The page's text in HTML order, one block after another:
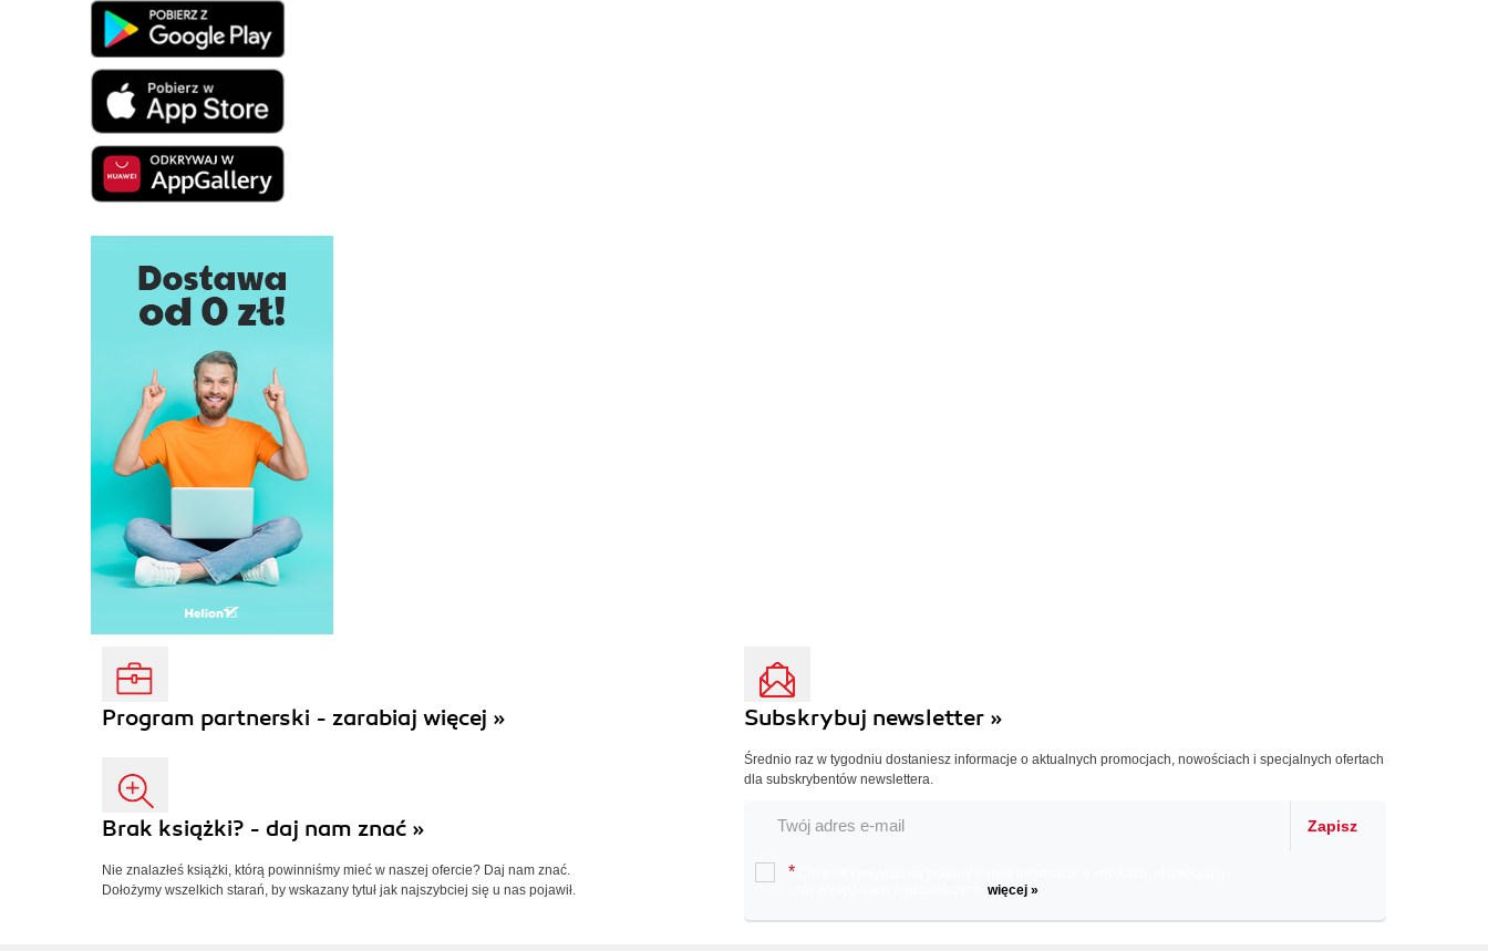
Program partnerski - zarabiaj więcej »
Brak książki? - daj nam znać »
Nie znalazłeś książki, którą powinniśmy mieć w naszej ofercie? Daj nam znać.
Dołożymy wszelkich starań, by wskazany tytuł jak najszybciej się u nas pojawił.
Subskrybuj newsletter »
Średnio raz w tygodniu dostaniesz informacje o aktualnych promocjach, nowościach i specjalnych ofertach
dla subskrybentów newslettera.
Zapisz
*
więcej »